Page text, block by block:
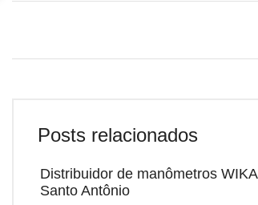
Posts relacionados
Distribuidor de manômetros WIKA
Santo Antônio